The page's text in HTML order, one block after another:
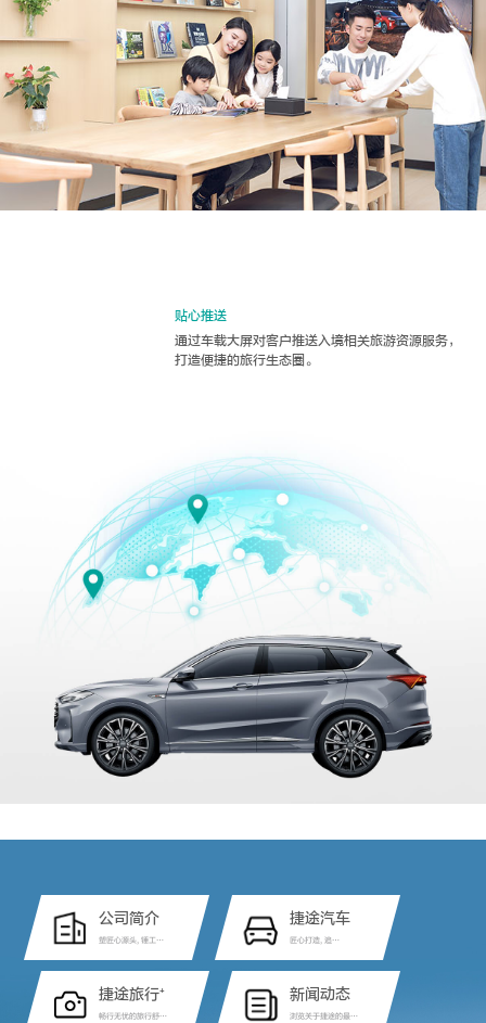
贴心推送
通过车载大屏对客户推送入境相关旅游资源服务，
打造便捷的旅行生态圈。
公司简介
塑匠心源头, 锤工艺
品质
捷途汽车
匠心打造, 追求
卓越
捷途旅行⁺
畅行无忧的旅行舒适
新闻动态
浏览关于捷途的最新